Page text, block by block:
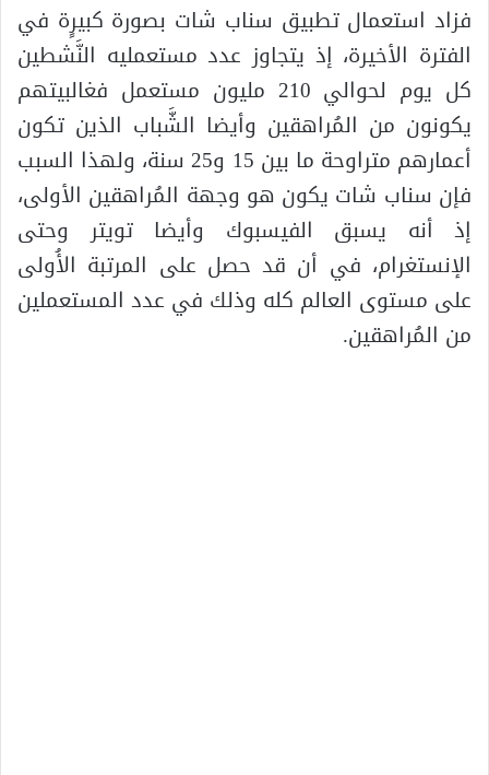
فزاد استعمال تطبيق سناب شات بصورة كبيرٍة في
الفترة الأخيرة، إذ يتجاوز عدد مستعمليه النَّشطين
كل يوم لحوالي 210 مليون مستعمل فغالبيتهم
يكونون من المُراهقين وأيضا الشَّباب الذين تكون
أعمارهم متراوحة ما بين 15 و25 سنة، ولهذا السبب
فإن سناب شات يكون هو وجهة المُراهقين الأولى،
إذ أنه يسبق الفيسبوك وأيضا تويتر وحتى
الإنستغرام، في أن قد حصل على المرتبة الأُولى
على مستوى العالم كله وذلك في عدد المستعملين
من المُراهقين.